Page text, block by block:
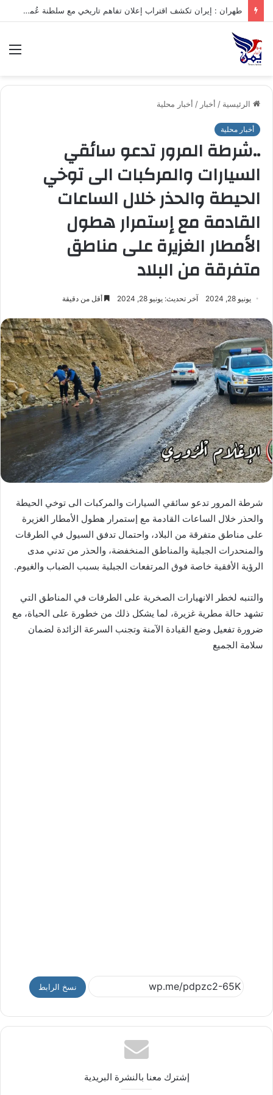
طهران : إيران تكشف اقتراب إعلان تفاهم تاريخي مع سلطنة عُمان بشأن تنظيم الملاحة في مضيق هرمز
الرئيسية / أخبار / أخبار محلية
أخبار محلية
..شرطة المرور تدعو سائقي
السيارات والمركبات الى توخي
الحيطة والحذر خلال الساعات
القادمة مع إستمرار هطول
الأمطار الغزيرة على مناطق
متفرقة من البلاد
يونيو 28, 2024 آخر تحديث: يونيو 28, 2024 أقل من دقيقة
شرطة المرور تدعو سائقي السيارات والمركبات الى توخي الحيطة
والحذر خلال الساعات القادمة مع إستمرار هطول الأمطار الغزيرة
على مناطق متفرقة من البلاد، واحتمال تدفق السيول في الطرقات
والمنحدرات الجبلية والمناطق المنخفضة، والحذر من تدني مدى
الرؤية الأفقية خاصة فوق المرتفعات الجبلية بسبب الضباب والغيوم.
والتنبه لخطر الانهيارات الصخرية على الطرقات في المناطق التي
تشهد حالة مطرية غزيرة، لما يشكل ذلك من خطورة على الحياة، مع
ضرورة تفعيل وضع القيادة الآمنة وتجنب السرعة الزائدة لضمان
سلامة الجميع
نسخ الرابط
إشترك معنا بالنشرة البريدية